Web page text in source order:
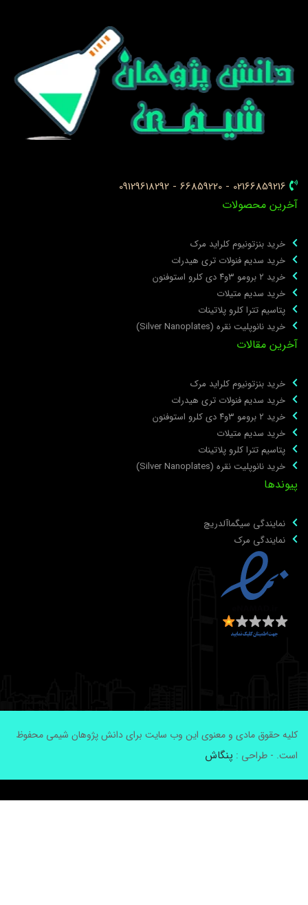
02166859216 - 66859220 - 09129618292
محصولات
خرید بنزتونیوم کلراید مرک
خرید سدیم فنولات تری هیدرات
خرید ۲ برومو ۳و۴ دی‌ کلرو استوفنون
خرید سدیم متیلات
پتاسیم تترا کلرو پلاتینات
خرید نانوپلیت نقره (Silver Nanoplates)
مقالات
خرید بنزتونیوم کلراید مرک
خرید سدیم فنولات تری هیدرات
خرید ۲ برومو ۳و۴ دی‌ کلرو استوفنون
خرید سدیم متیلات
پتاسیم تترا کلرو پلاتینات
خرید نانوپلیت نقره (Silver Nanoplates)
نمایندگی سیگماآلدریچ
نمایندگی مرک
حقوق مادی و معنوی این وب سایت برای دانش پژوهان شیمی محفوظ
- طراحی :پنگاش